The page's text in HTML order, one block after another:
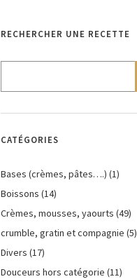
RECHERCHER UNE RECETTE
CATÉGORIES
Bases (crèmes, pâtes….) (1)
Boissons (14)
Crèmes, mousses, yaourts (49)
crumble, gratin et compagnie (5)
Divers (17)
Douceurs hors catégorie (11)